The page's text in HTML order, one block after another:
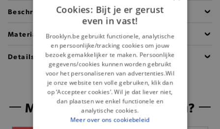
Beschrijving
Materiaal
Details
Misschien is dit iets voor jou?
Cookies: Bijt je er gerust
even in vast!
Brooklyn.be gebruikt functionele, analytische
en persoonlijke/tracking cookies om jouw
bezoek gemakkelijker te maken. Persoonlijke
gegevens/cookies kunnen worden gebruikt
voor het personaliseren van advertenties.Wil
je onze website ten volle gebruiken, klik dan
op ‘Accepteer cookies’. Wil je dat liever niet,
dan plaatsen we enkel functionele en
analytische cookies.
Meer over ons cookiebeleid